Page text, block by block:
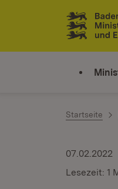
Zum Inhalt
Link zur
Startseite
07.02.2022
Lesezeit: 1